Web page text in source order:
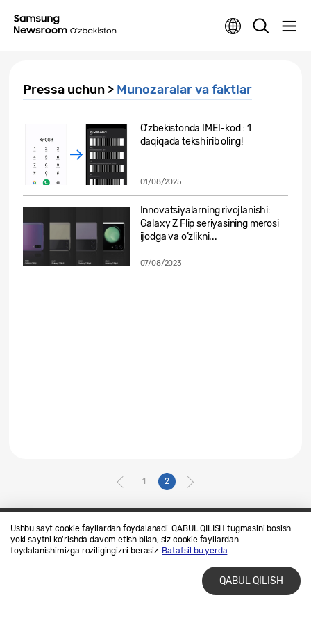
Ushbu sayt cookie fayllardan foydalanadi. QABUL QILISH tugmasini bosish
yoki saytni ko'rishda davom etish bilan, siz cookie fayllardan
foydalanishimizga roziligingizni berasiz. Batafsil bu yerda.
QABUL QILISH
Pressa uchun > Munozaralar va faktlar
O’zbekistonda IMEI-kod : 1
daqiqada tekshirib oling!
01/08/2025
Innovatsiyalarning rivojlanishi:
Galaxy Z Flip seriyasining merosi
ijodga va o’zlikni...
07/08/2023
1 2
Biz bilan bogʻlaning
SAMSUNG.COM